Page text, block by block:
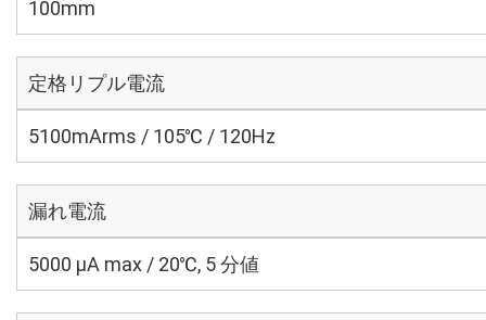
100mm
定格リプル電流
5100mArms / 105℃ / 120Hz
漏れ電流
5000 μA max / 20℃, 5 分値